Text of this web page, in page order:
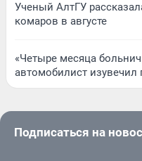
Ученый АлтГУ
комаров в августе
«Четыре месяца
автомобилист изувечил
Подписаться на